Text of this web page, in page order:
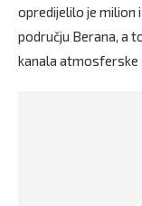
opredijelilo je milion
području Berana, a
kanala